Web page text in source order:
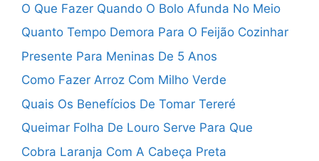
O Que Fazer Quando O Bolo Afunda No Meio
Quanto Tempo Demora Para O Feijão Cozinhar
Presente Para Meninas De 5 Anos
Como Fazer Arroz Com Milho Verde
Quais Os Benefícios De Tomar Tereré
Queimar Folha De Louro Serve Para Que
Cobra Laranja Com A Cabeça Preta